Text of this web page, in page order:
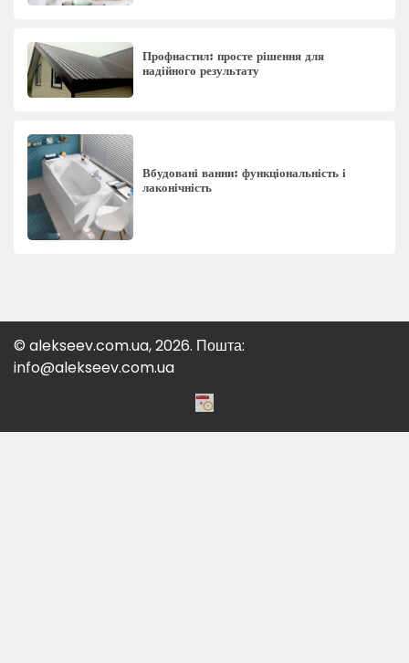
Профнастил: просте рішення для
надійного результату
Вбудовані ванни: функціональність і
лаконічність
© alekseev.com.ua, 2026. Пошта:
info@alekseev.com.ua